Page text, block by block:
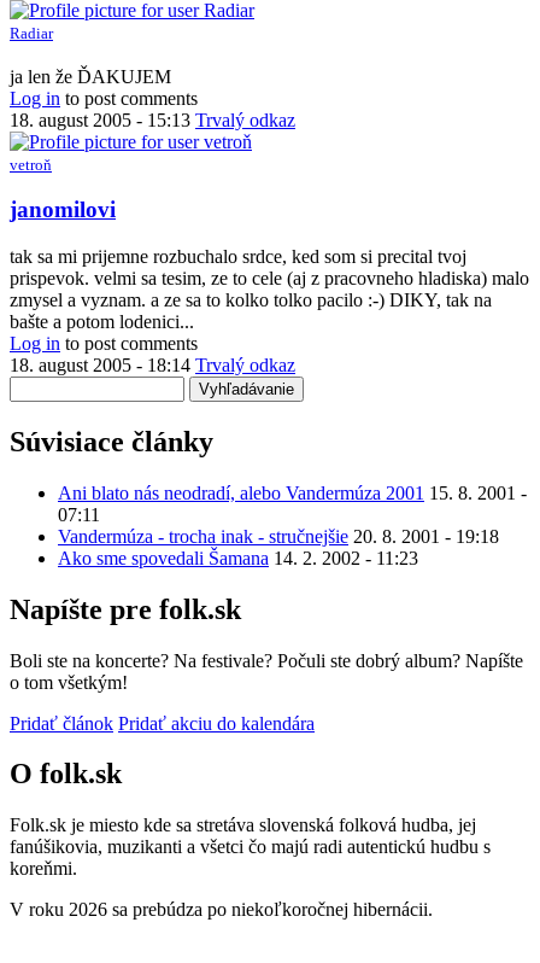
Radiar
ja len že ĎAKUJEM
Log in to post comments
18. august 2005 - 15:13 Trvalý odkaz
vetroň
janomilovi
tak sa mi prijemne rozbuchalo srdce, ked som si precital tvoj
prispevok. velmi sa tesim, ze to cele (aj z pracovneho hladiska) malo
zmysel a vyznam. a ze sa to kolko tolko pacilo :-) DIKY, tak na
bašte a potom lodenici...
Log in to post comments
18. august 2005 - 18:14 Trvalý odkaz
Súvisiace články
Ani blato nás neodradí, alebo Vandermúza 2001 15. 8. 2001 -
07:11
Vandermúza - trocha inak - stručnejšie 20. 8. 2001 - 19:18
Ako sme spovedali Šamana 14. 2. 2002 - 11:23
Napíšte pre folk.sk
Boli ste na koncerte? Na festivale? Počuli ste dobrý album? Napíšte
o tom všetkým!
Pridať článok Pridať akciu do kalendára
O folk.sk
Folk.sk je miesto kde sa stretáva slovenská folková hudba, jej
fanúšikovia, muzikanti a všetci čo majú radi autentickú hudbu s
koreňmi.
V roku 2026 sa prebúdza po niekoľkoročnej hibernácii.